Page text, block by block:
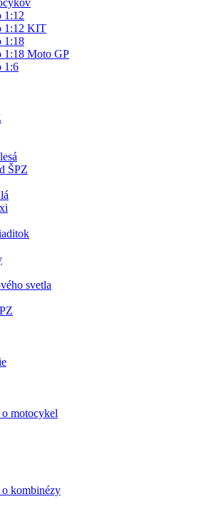
1:12
1:12 KIT
1:18
1:18 Moto GP
1:6
ŠPZ
svetla
motocykel
kombinézy